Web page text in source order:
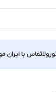
تماس با ایران